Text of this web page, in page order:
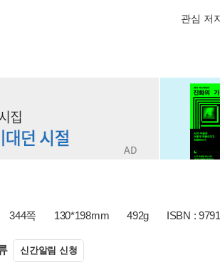
관심 저
344쪽 130*198mm 492g ISBN :
신간알림 신청